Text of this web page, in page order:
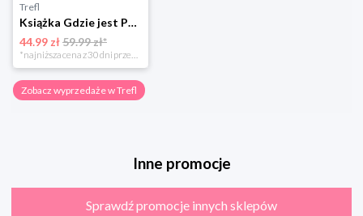
Trefl
Książka Gdzie jest Pan Wonka?
44.99 zł59.99 zł*
*najniższa cena z 30 dni przed obniżką
Zobacz wyprzedaże w Trefl
Inne promocje
Sprawdź promocje innych sklepów